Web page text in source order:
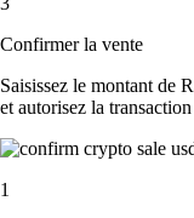
Confirmer la vente
Saisissez le montant de
et autorisez la
1